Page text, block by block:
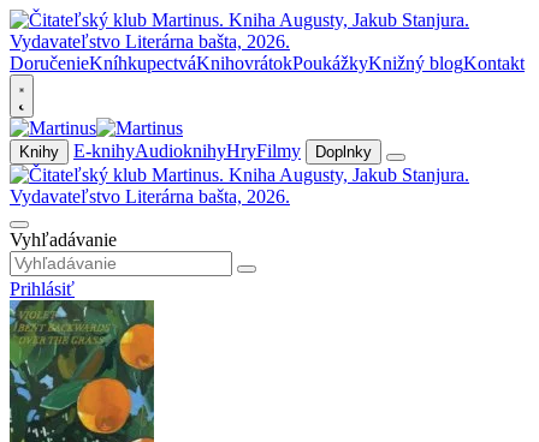
DoručenieKníhkupectváKnihovrátokPoukážkyKnižný blogKontakt
Knihy E-knihyAudioknihyHryFilmy Doplnky
Vyhľadávanie
Prihlásiť